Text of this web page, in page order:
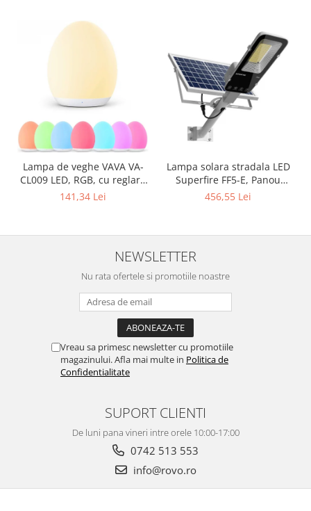
Lampa de veghe VAVA VA-
CL009 LED, RGB, cu reglare
touch a Intensitatii, lumina
141,34 Lei
Lampa solara stradala LED
Superfire FF5-E, Panou
solar, Telecomanda, 897W,
456,55 Lei
NEWSLETTER
Nu rata ofertele si promotiile noastre
Vreau sa primesc newsletter cu promotiile
magazinului. Afla mai multe in Politica de
Confidentialitate
SUPORT CLIENTI
De luni pana vineri intre orele 10:00-17:00
0742 513 553
info@rovo.ro